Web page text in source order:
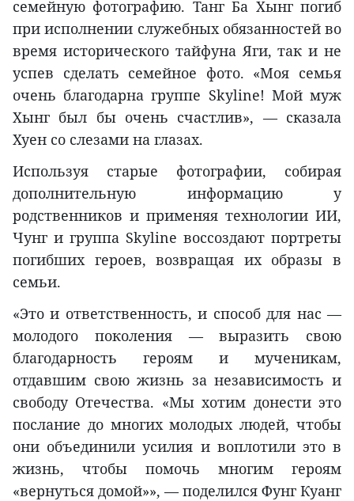
семейную фотографию. Танг Ба Хынг погиб
при исполнении служебных обязанностей во
время исторического тайфуна Яги, так и не
успев сделать семейное фото. «Моя семья
очень благодарна группе Skyline! Мой муж
Хынг был бы очень счастлив», — сказала
Хуен со слезами на глазах.
Используя старые фотографии, собирая
дополнительную информацию у
родственников и применяя технологии ИИ,
Чунг и группа Skyline воссоздают портреты
погибших героев, возвращая их образы в
семьи.
«Это и ответственность, и способ для нас —
молодого поколения — выразить свою
благодарность героям и мученикам,
отдавшим свою жизнь за независимость и
свободу Отечества. «Мы хотим донести это
послание до многих молодых людей, чтобы
они объединили усилия и воплотили это в
жизнь, чтобы помочь многим героям
«вернуться домой»», — поделился Фунг Куанг